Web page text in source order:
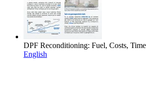
DPF Reconditioning: Fuel, Costs,
English